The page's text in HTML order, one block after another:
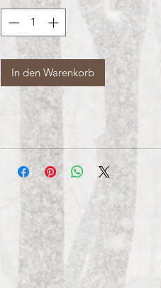
In den Warenkorb